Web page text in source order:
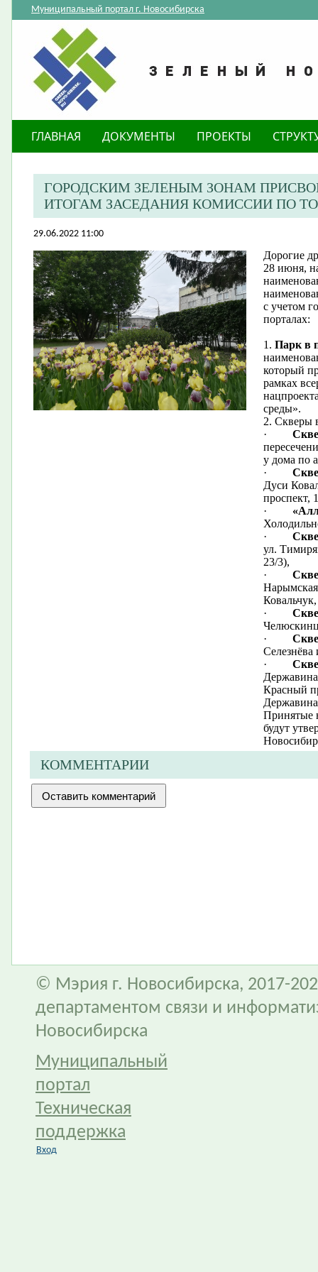
Муниципальный портал г. Новосибирска
ГЛАВНАЯ ДОКУМЕНТЫ ПРОЕКТЫ
ГОРОДСКИМ ЗЕЛЕНЫМ ЗОНАМ
ИТОГАМ ЗАСЕДАНИЯ КОМИССИИ ПО
29.06.2022 11:00
Дорогие
28 июня,
с учетом
порталах:
1. Парк в
который
рамках
среды».
2. Скверы
·
у дома по
·
Дуси
проспект,
·
·
ул.
23/3),
·
·
·
Селезнёва
·
Красный
Принятые
будут
КОММЕНТАРИИ
© Мэрия г. Новосибирска, 2017-
департаментом связи и
Новосибирска
Муниципальный
портал
Техническая
поддержка
Вход